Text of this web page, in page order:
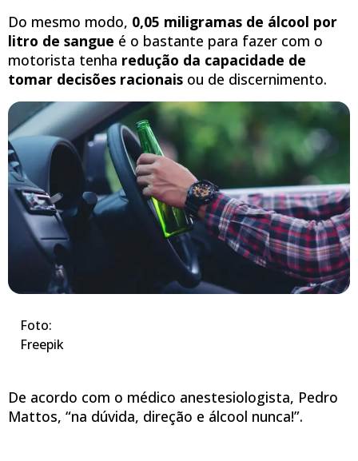
Do mesmo modo, 0,05 miligramas de álcool por
litro de sangue é o bastante para fazer com o
motorista tenha redução da capacidade de
tomar decisões racionais ou de discernimento.
Foto:
Freepik
De acordo com o médico anestesiologista, Pedro
Mattos, “na dúvida, direção e álcool nunca!”.